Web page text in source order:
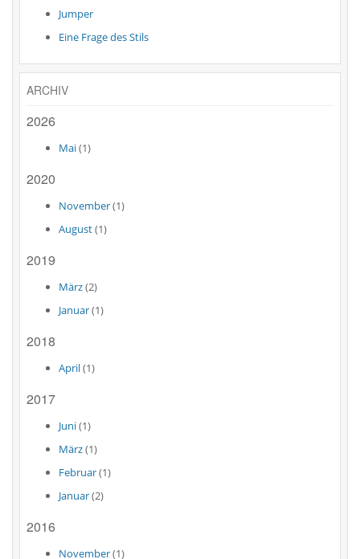
Jumper
Eine Frage des Stils
ARCHIV
2026
Mai(1)
2020
November(1)
August(1)
2019
März(2)
Januar(1)
2018
April(1)
2017
Juni(1)
März(1)
Februar(1)
Januar(2)
2016
November(1)